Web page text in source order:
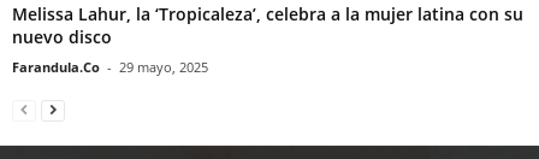
Melissa Lahur, la ‘Tropicaleza’, celebra a la mujer latina con su
nuevo disco
Farandula.Co - 29 mayo, 2025